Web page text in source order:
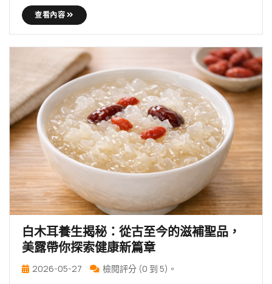
來與燕窩 … 繼續 白木耳養生：探索植物性燕窩的健康秘密與
美露的獨特魅力
查看內容
白木耳養生揭秘：從古至今的滋補聖品，
美露帶你探索健康新篇章
2026-05-27
檢閱評分 (0 到 5)。